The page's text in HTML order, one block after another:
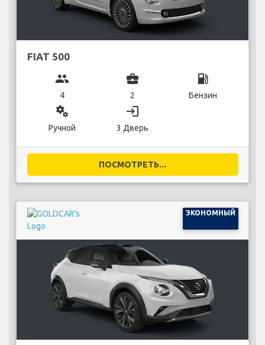
FIAT 500
group
4
business_center
2
local_gas_station
Бензин
miscellaneous_services
Ручной
login
3 Дверь
ПОСМОТРЕТЬ...
ЭКОНОМНЫЙ